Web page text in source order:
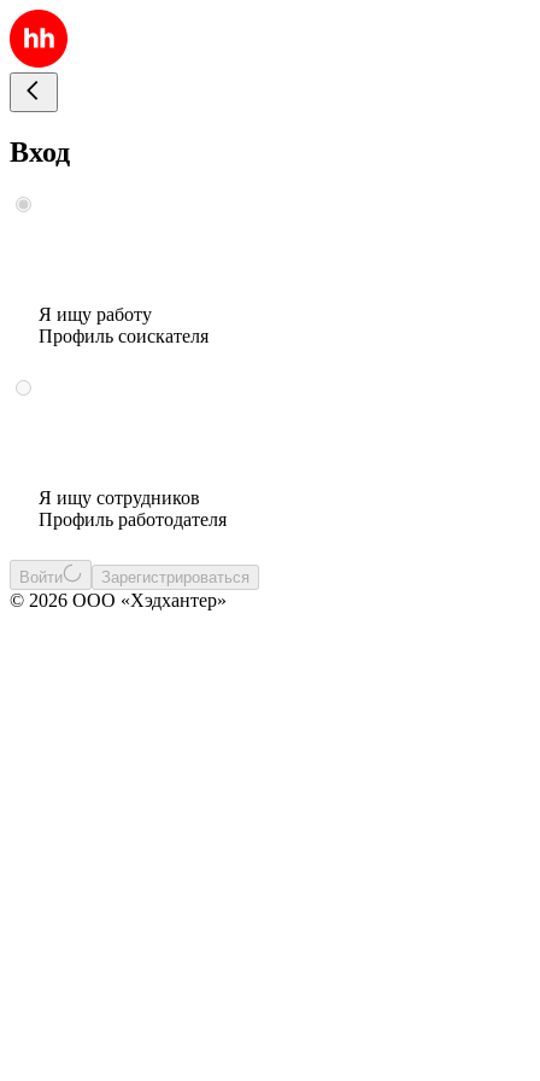
Вход
Я ищу работу
Профиль соискателя
Я ищу сотрудников
Профиль работодателя
Войти Зарегистрироваться
© 2026 ООО «Хэдхантер»